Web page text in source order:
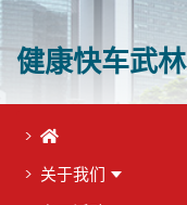
健康快车武
首页
关于我们